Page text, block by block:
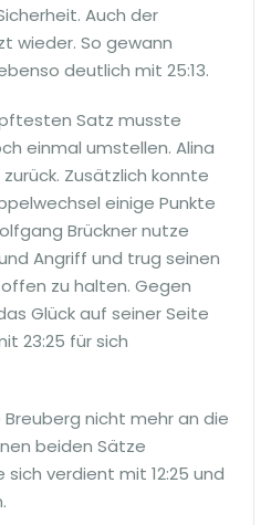
Auch der
wieder. So gewann
deutlich mit 25:13.
Satz musste
einmal umstellen. Alina
Zusätzlich konnte
einige Punkte
Brückner nutze
Angriff und trug seinen
zu halten. Gegen
Glück auf seiner Seite
23:25 für sich
nicht mehr an die
beiden Sätze
verdient mit 12:25 und